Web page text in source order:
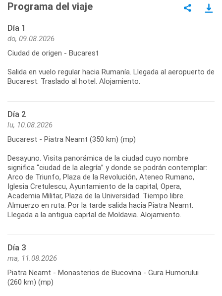
Programa del viaje
Día 1
do, 09.08.2026
Ciudad de origen - Bucarest
Salida en vuelo regular hacia Rumanía. Llegada al aeropuerto de
Bucarest. Traslado al hotel. Alojamiento.
Día 2
lu, 10.08.2026
Bucarest - Piatra Neamt (350 km) (mp)
Desayuno. Visita panorámica de la ciudad cuyo nombre
significa “ciudad de la alegría” y donde se podrán contemplar:
Arco de Triunfo, Plaza de la Revolución, Ateneo Rumano,
Iglesia Cretulescu, Ayuntamiento de la capital, Opera,
Academia Militar, Plaza de la Universidad. Tiempo libre.
Almuerzo en ruta. Por la tarde salida hacia Piatra Neamt.
Llegada a la antigua capital de Moldavia. Alojamiento.
Día 3
ma, 11.08.2026
Piatra Neamt - Monasterios de Bucovina - Gura Humorului
(260 km) (mp)